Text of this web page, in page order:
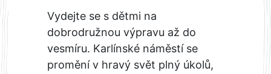
Vydejte se s dětmi na
dobrodružnou výpravu až do
vesmíru. Karlínské náměstí se
promění v hravý svět plný úkolů,